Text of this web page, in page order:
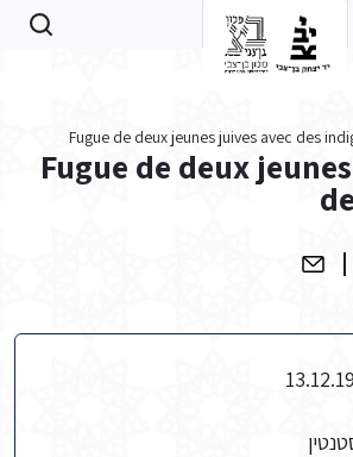
Fugue de deux jeunes juives avec des
Fugue de deux